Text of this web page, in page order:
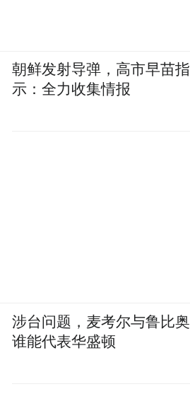
朝鲜发射导弹，高市早苗指
示：全力收集情报
涉台问题，麦考尔与鲁比奥
谁能代表华盛顿